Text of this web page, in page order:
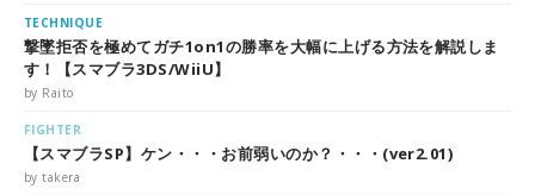
TECHNIQUE
撃墜拒否を極めてガチ1on1の勝率を大幅に上げる方法を解説しま
す！【スマブラ3DS/WiiU】
by Raito
FIGHTER
【スマブラSP】ケン・・・お前弱いのか？・・・(ver2.01)
by takera